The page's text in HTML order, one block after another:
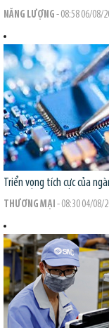
NĂNG LƯỢNG - 08:58 06/08/
Triển vọng tích cực của
THƯƠNG MẠI - 08:30 04/08/